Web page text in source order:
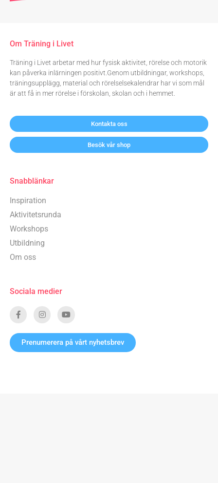
Om Träning i Livet
Träning i Livet arbetar med hur fysisk aktivitet, rörelse och motorik
kan påverka inlärningen positivt.Genom utbildningar, workshops,
träningsupplägg, material och rörelselsekalendrar har vi som mål
är att få in mer rörelse i förskolan, skolan och i hemmet.
Kontakta oss
Besök vår shop
Snabblänkar
Inspiration
Aktivitetsrunda
Workshops
Utbildning
Om oss
Sociala medier
Prenumerera på vårt nyhetsbrev